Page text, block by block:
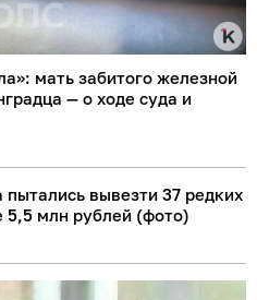
мать забитого железной
— о ходе суда и
вывезти 37 редких
млн рублей (фото)